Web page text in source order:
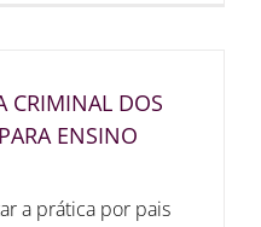
CRIMINAL DOS
ENSINO
a prática por pais